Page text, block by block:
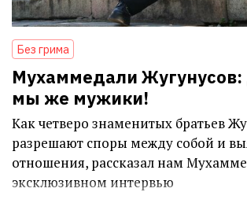
Без грима
Мухаммедали
мы же мужики!
Как четверо знаменитых братьев
разрешают споры между собой и
отношения, рассказал нам
эксклюзивном интервью